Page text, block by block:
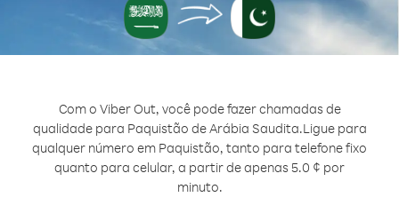
Com o Viber Out, você pode fazer chamadas de
qualidade para Paquistão de Arábia Saudita.Ligue para
qualquer número em Paquistão, tanto para telefone fixo
quanto para celular, a partir de apenas 5.0 ¢ por
minuto.